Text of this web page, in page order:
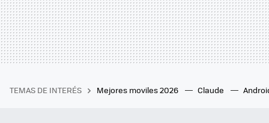
TEMAS DE INTERÉS Mejores moviles 2026 Claude